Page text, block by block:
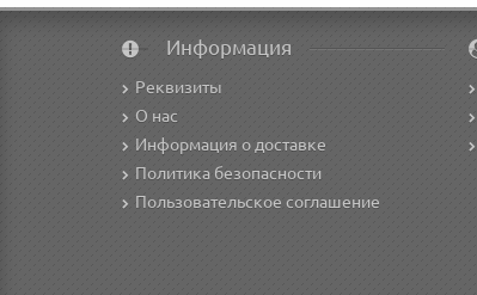
Информация
Реквизиты
О нас
Информация о доставке
Политика безопасности
Пользовательское соглашение